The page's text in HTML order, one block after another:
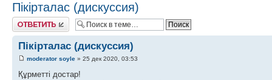
Пікірталас (дискуссия)
Ответить
Пікірталас (дискуссия)
moderator soyle » 25 дек 2020, 03:53
Құрметті достар!